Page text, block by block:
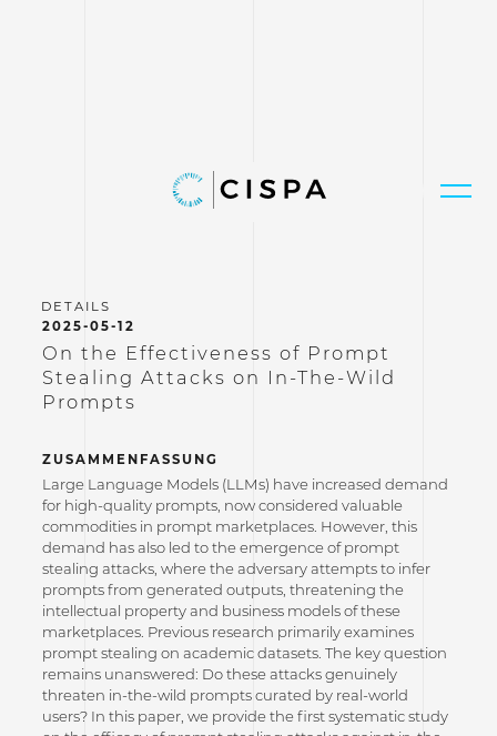
2025-05-12
On the Effectiveness of Prompt
Stealing Attacks on In-The-Wild
Prompts
ZUSAMMENFASSUNG
Large Language Models (LLMs) have increased demand
for high-quality prompts, now considered valuable
commodities in prompt marketplaces. However, this
demand has also led to the emergence of prompt
stealing attacks, where the adversary attempts to infer
prompts from generated outputs, threatening the
intellectual property and business models of these
marketplaces. Previous research primarily examines
prompt stealing on academic datasets. The key question
remains unanswered: Do these attacks genuinely
threaten in-the-wild prompts curated by real-world
users? In this paper, we provide the first systematic study